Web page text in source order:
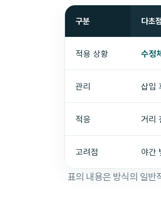
구분 다초
적용 상황 수정
관리 삽입
적응 거리
고려점 야간
표의 내용은 방식의 일반